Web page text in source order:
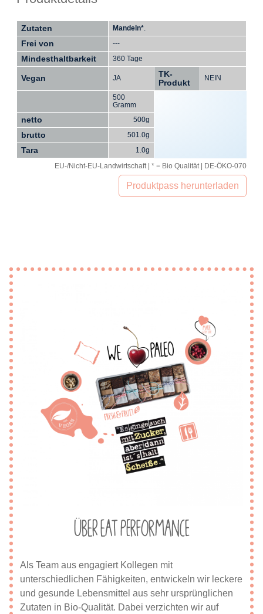
Zutaten Mandeln*.
Frei von ---
Mindesthaltbarkeit 360 Tage
Vegan JA
TK-
Produkt
NEIN
500
Gramm
netto 500g
brutto 501.0g
Tara
1.0g
EU-/Nicht-EU-Landwirtschaft | * = Bio Qualität | DE-ÖKO-070
Produktpass herunterladen
Über eat Performance
Als Team aus engagiert Kollegen mit
unterschiedlichen Fähigkeiten, entwickeln wir leckere
und gesunde Lebensmittel aus sehr ursprünglichen
Zutaten in Bio-Qualität. Dabei verzichten wir auf